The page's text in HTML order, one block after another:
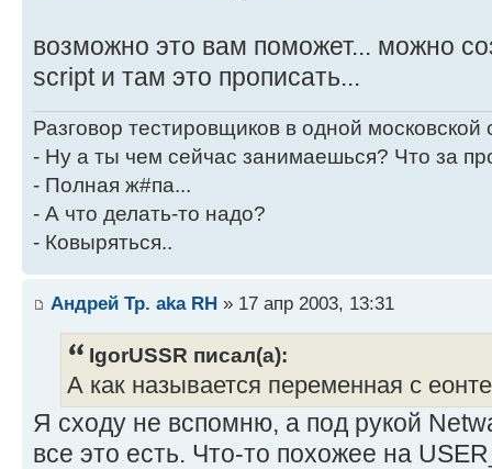
возможно это вам поможет... можно
script и там это прописать...
Разговор тестировщиков в одной
- Ну а ты чем сейчас занимаешься? Что за
- Полная ж#па...
- А что делать-то надо?
- Ковыряться..
Андрей Тр. aka RH » 17 апр 2003, 13:31
IgorUSSR писал(а):
А как называется переменная с
Я сходу не вспомню, а под рукой
все это есть. Что-то похожее на